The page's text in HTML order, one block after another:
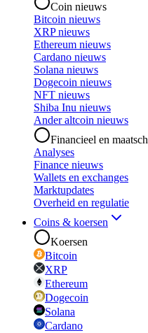
Coin nieuws
Bitcoin nieuws
XRP nieuws
Ethereum nieuws
Cardano nieuws
Solana nieuws
Dogecoin nieuws
NFT nieuws
Shiba Inu nieuws
Ander altcoin nieuws
Financieel en
Analyses
Finance nieuws
Wallets en exchanges
Marktupdates
Overheid en regulatie
Coins & koersen
Koersen
Bitcoin
XRP
Ethereum
Dogecoin
Solana
Cardano